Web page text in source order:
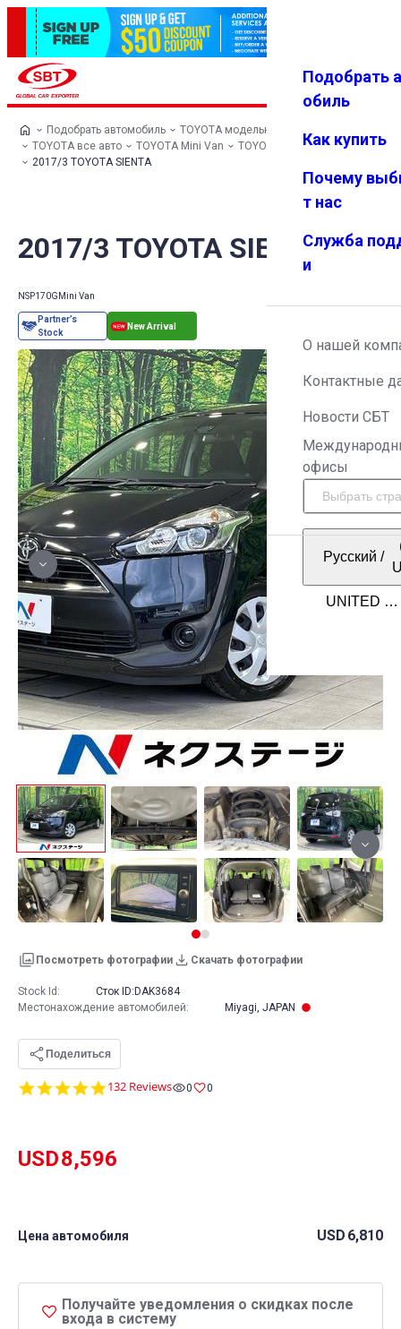
Избранн
Меню
Подобрать
обиль
Как купить
Почему
т нас
Служба
и
О нашей
Контактные
Новости СБТ
офисы
Русский /
Подобрать автомобиль
TOYOTA модельный ряд
TOYOTA все авто
TOYOTA Mini Van
TOYOTA SIENTA
2017/3 TOYOTA SIENTA
2017/3 TOYOTA SIENTA
NSP170G Mini Van
Посмотреть фотографии Скачать фотографии
4.8
132 Reviews 0 0
USD8,596
Цена автомобиля USD 6,810
Получайте уведомления о скидках после
входа в систему
Stock Id: Сток ID: DAK3684
Местонахождение автомобилей: Miyagi, JAPAN
Поделиться